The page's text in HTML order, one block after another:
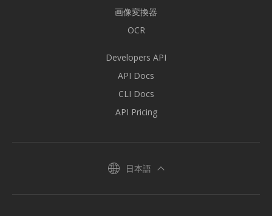
画像変換器
OCR
Developers API
API Docs
CLI Docs
API Pricing
日本語